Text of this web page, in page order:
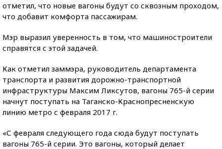
отметил, что новые вагоны будут со сквозным проходом,
что добавит комфорта пассажирам.
Мэр выразил уверенность в том, что машиностроители
справятся с этой задачей.
Как отметил заммэра, руководитель департамента
транспорта и развития дорожно-транспортной
инфраструктуры Максим Ликсутов, вагоны 765-й серии
начнут поступать на Таганско-Краснопресненскую
линию метро с февраля 2017 г.
«С февраля следующего года сюда будут поступать
вагоны 765-й серии. Это вагоны, который делает